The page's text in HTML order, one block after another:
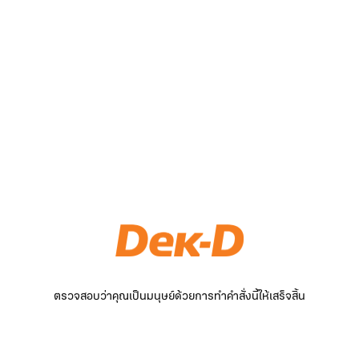
ตรวจสอบว่าคุณเป็นมนุษย์ด้วยการทำคำสั่งนี้ให้เสร็จสิ้น